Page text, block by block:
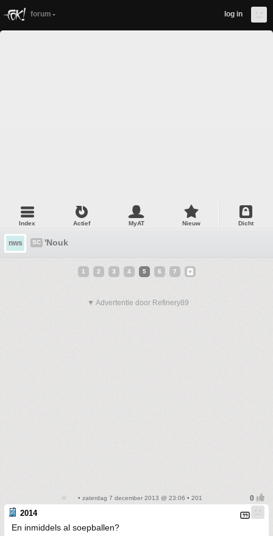
forum log in
Index Actief MyAT Nieuw Dicht
nws SC 'Nouk
1 2 3 4 5 6 7
▼ Advertentie door Refinery89
• zaterdag 7 december 2013 @ 23:06 • 201
2014
En inmiddels al soepballen?